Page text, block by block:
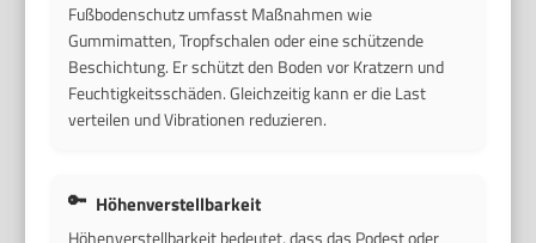
Fußbodenschutz umfasst Maßnahmen wie
Gummimatten, Tropfschalen oder eine schützende
Beschichtung. Er schützt den Boden vor Kratzern und
Feuchtigkeitsschäden. Gleichzeitig kann er die Last
verteilen und Vibrationen reduzieren.
Höhenverstellbarkeit